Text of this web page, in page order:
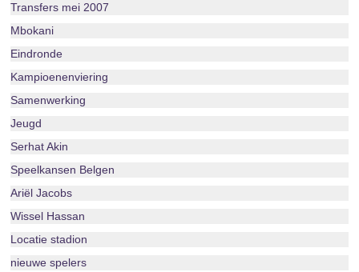
Transfers mei 2007
Mbokani
Eindronde
Kampioenenviering
Samenwerking
Jeugd
Serhat Akin
Speelkansen Belgen
Ariël Jacobs
Wissel Hassan
Locatie stadion
nieuwe spelers